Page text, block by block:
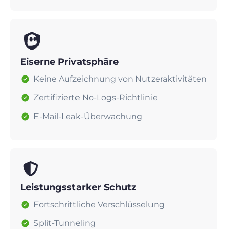
Eiserne Privatsphäre
Keine Aufzeichnung von Nutzeraktivitäten
Zertifizierte No-Logs-Richtlinie
E-Mail-Leak-Überwachung
Leistungsstarker Schutz
Fortschrittliche Verschlüsselung
Split-Tunneling